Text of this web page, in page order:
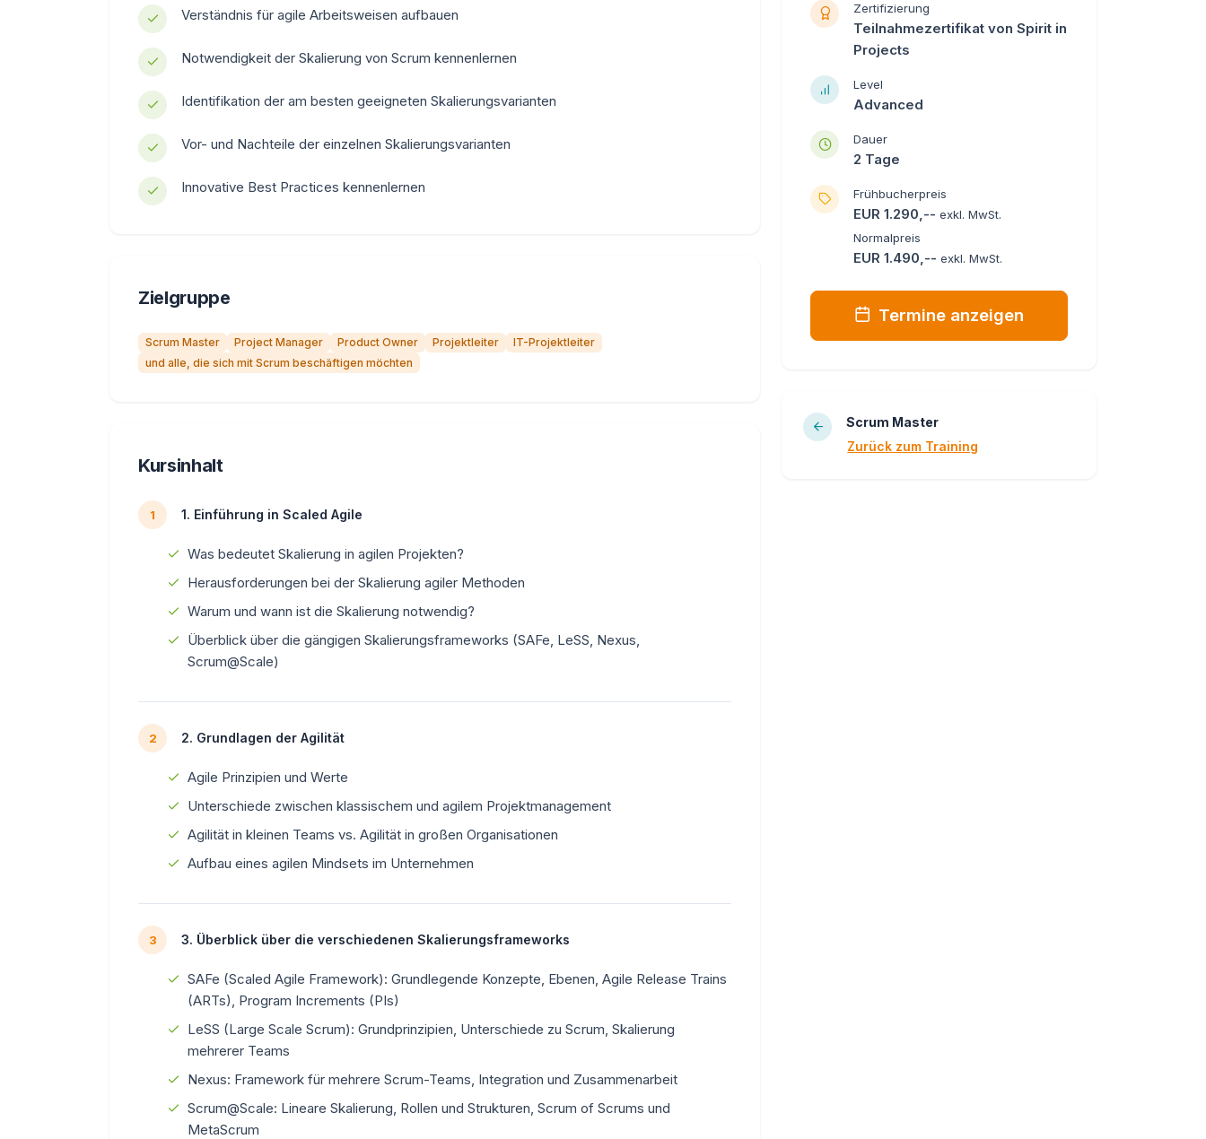
Verständnis für agile Arbeitsweisen aufbauen
Notwendigkeit der Skalierung von Scrum kennenlernen
Identifikation der am besten geeigneten Skalierungsvarianten
Vor- und Nachteile der einzelnen Skalierungsvarianten
Innovative Best Practices kennenlernen
Zielgruppe
Scrum Master Project Manager Product Owner Projektleiter
IT-Projektleiter
und alle, die sich mit Scrum beschäftigen möchten
Kursinhalt
1 1. Einführung in Scaled Agile
Was bedeutet Skalierung in agilen Projekten?
Herausforderungen bei der Skalierung agiler Methoden
Warum und wann ist die Skalierung notwendig?
Überblick über die gängigen Skalierungsframeworks (SAFe, LeSS, Nexus,
Scrum@Scale)
2 2. Grundlagen der Agilität
Agile Prinzipien und Werte
Unterschiede zwischen klassischem und agilem Projektmanagement
Agilität in kleinen Teams vs. Agilität in großen Organisationen
Aufbau eines agilen Mindsets im Unternehmen
3 3. Überblick über die verschiedenen Skalierungsframeworks
SAFe (Scaled Agile Framework): Grundlegende Konzepte, Ebenen, Agile Release Trains
(ARTs), Program Increments (PIs)
LeSS (Large Scale Scrum): Grundprinzipien, Unterschiede zu Scrum, Skalierung
mehrerer Teams
Nexus: Framework für mehrere Scrum-Teams, Integration und Zusammenarbeit
Scrum@Scale: Lineare Skalierung, Rollen und Strukturen, Scrum of Scrums und
MetaScrum
Zertifizierung
Teilnahmezertifikat von Spirit in
Projects
Level
Advanced
Dauer
2 Tage
Frühbucherpreis
EUR 1.290,--exkl. MwSt.
Normalpreis
EUR 1.490,--exkl. MwSt.
Termine anzeigen
Scrum Master
Zurück zum Training